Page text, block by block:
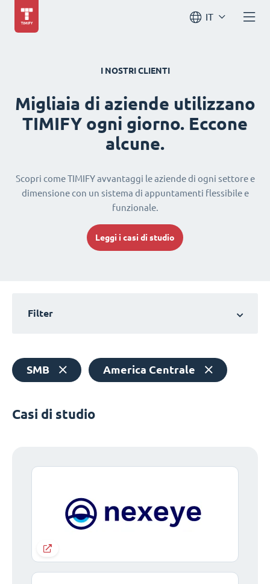
IT
I NOSTRI CLIENTI
Migliaia di aziende utilizzano
TIMIFY ogni giorno. Eccone
alcune.
Scopri come TIMIFY avvantaggi le aziende di ogni settore e
dimensione con un sistema di appuntamenti flessibile e
funzionale.
Leggi i casi di studio
Filter
SMB America Centrale
Casi di studio